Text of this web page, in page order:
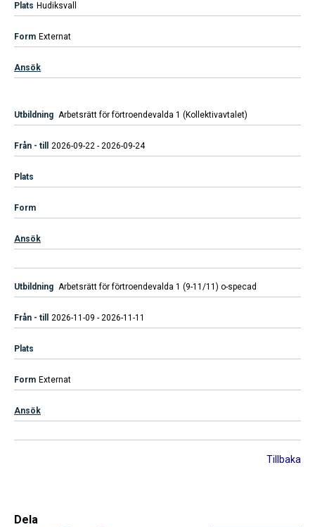
Hudiksvall
Externat
Ansök
Arbetsrätt för förtroendevalda 1 (Kollektivavtalet)
2026-09-22 - 2026-09-24
Ansök
Arbetsrätt för förtroendevalda 1 (9-11/11) o-specad
2026-11-09 - 2026-11-11
Externat
Ansök
Tillbaka
Dela